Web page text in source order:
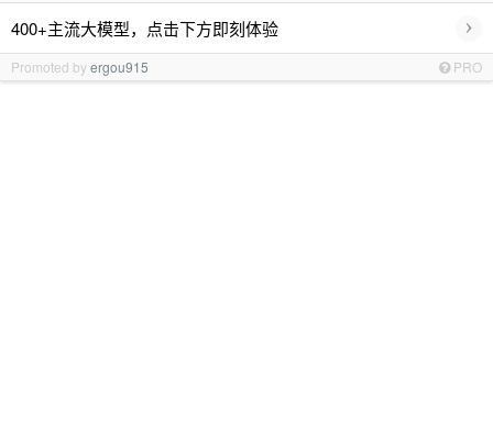
400+主流大模型，点击下方即刻体验 ›
Promoted byergou915 PRO